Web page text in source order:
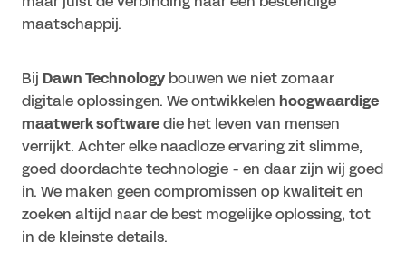
maatschappij.
Bij Dawn Technology bouwen we niet zomaar
digitale oplossingen. We ontwikkelen hoogwaardige
maatwerk softwaredie het leven van mensen
verrijkt. Achter elke naadloze ervaring zit slimme,
goed doordachte technologie - en daar zijn wij goed
in. We maken geen compromissen op kwaliteit en
zoeken altijd naar de best mogelijke oplossing, tot
in de kleinste details.